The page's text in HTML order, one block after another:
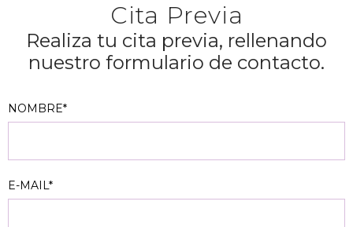
Cita Previa
Realiza tu cita previa, rellenando
nuestro formulario de contacto.
NOMBRE*
E-MAIL*